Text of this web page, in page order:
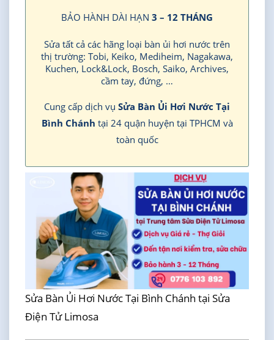
BẢO HÀNH DÀI HẠN 3 – 12 THÁNG
Sửa tất cả các hãng loại bàn ủi hơi nước trên
thị trường: Tobi, Keiko, Mediheim, Nagakawa,
Kuchen, Lock&Lock, Bosch, Saiko, Archives,
cầm tay, đứng, …
Cung cấp dịch vụ Sửa Bàn Ủi Hơi Nước Tại
Bình Chánh tại 24 quận huyện tại TPHCM và
toàn quốc
Sửa Bàn Ủi Hơi Nước Tại Bình Chánh tại Sửa
Điện Tử Limosa